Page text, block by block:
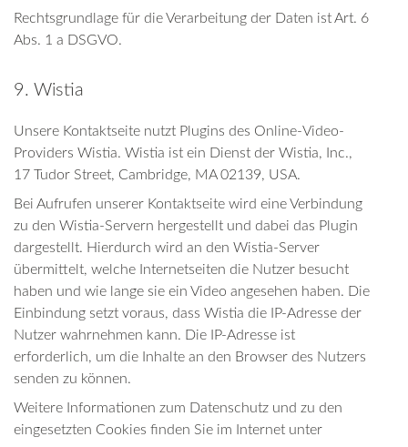
Rechtsgrundlage für die Verarbeitung der Daten ist Art. 6
Abs. 1 a DSGVO.
9. Wistia
Unsere Kontaktseite nutzt Plugins des Online-Video-
Providers Wistia. Wistia ist ein Dienst der Wistia, Inc.,
17 Tudor Street, Cambridge, MA 02139, USA.
Bei Aufrufen unserer Kontaktseite wird eine Verbindung
zu den Wistia-Servern hergestellt und dabei das Plugin
dargestellt. Hierdurch wird an den Wistia-Server
übermittelt, welche Internetseiten die Nutzer besucht
haben und wie lange sie ein Video angesehen haben. Die
Einbindung setzt voraus, dass Wistia die IP-Adresse der
Nutzer wahrnehmen kann. Die IP-Adresse ist
erforderlich, um die Inhalte an den Browser des Nutzers
senden zu können.
Weitere Informationen zum Datenschutz und zu den
eingesetzten Cookies finden Sie im Internet unter